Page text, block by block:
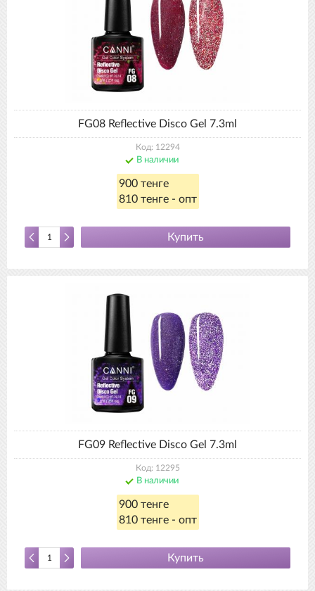
FG08 Reflective Disco Gel 7.3ml
Код: 12294
В наличии
900 тенге
810 тенге - опт
Купить
FG09 Reflective Disco Gel 7.3ml
Код: 12295
В наличии
900 тенге
810 тенге - опт
Купить